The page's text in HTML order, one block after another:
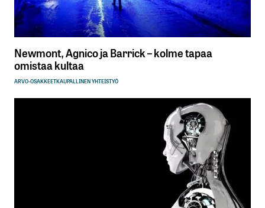
Newmont, Agnico ja Barrick – kolme tapaa
omistaa kultaa
ARVO-OSAKKEETKAUPALLINEN YHTEISTYÖ